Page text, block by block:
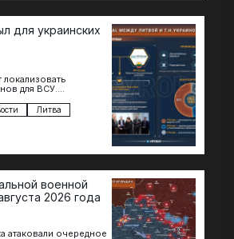
для украинских
для ВСУ.
Науседа и Владимир
Литва
военной
2026 года
атаковали очередное